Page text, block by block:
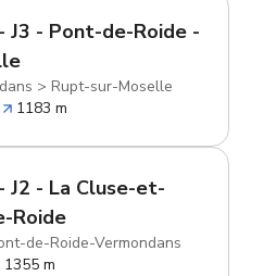
J3 - Pont-de-Roide -
> Rupt-sur-Moselle
1183 m
J2 - La Cluse-et-
Roide
de-Roide-Vermondans
1355 m